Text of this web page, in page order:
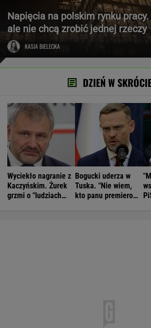
Napięcia na polskim rynku
ale nie chcą zrobić jednej rzeczy
KASIA BIELECKA
DZIEŃ W
Wyciekło nagranie z
Kaczyńskim. Żurek
grzmi o "ludziach
Bogucki uderza w
Tuska. "Nie wiem,
kto panu premierowi